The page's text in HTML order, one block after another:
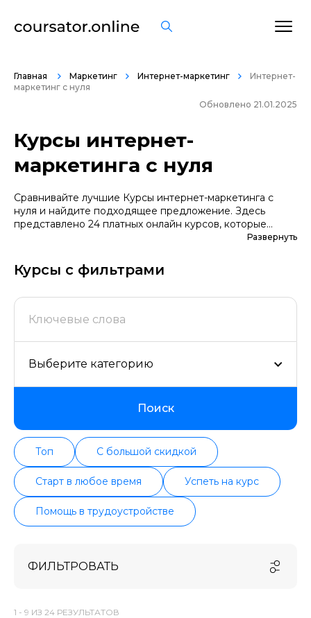
Главная Маркетинг Интернет-маркетинг
Интернет-
маркетинг с нуля
Обновлено 21.01.2025
Курсы интернет-
маркетинга с нуля
Сравнивайте лучшие Курсы интернет-маркетинга с
нуля и найдите подходящее предложение. Здесь
представлено 24 платных онлайн курсов, которые
помогут вам стать грамотными специалистами. А если
попробуйте бесплатные варианты. Большой выбор
обучающих программ по цене, продолжительности,
поддерживаем информацию о всех курсах
проверенных школ в актуальном состоянии.
Развернуть
Курсы с фильтрами
Выберите категорию
Поиск
Топ С большой скидкой
Старт в любое время Успеть на курс
Помощь в трудоустройстве
ФИЛЬТРОВАТЬ
1 - 9 ИЗ 24 РЕЗУЛЬТАТОВ